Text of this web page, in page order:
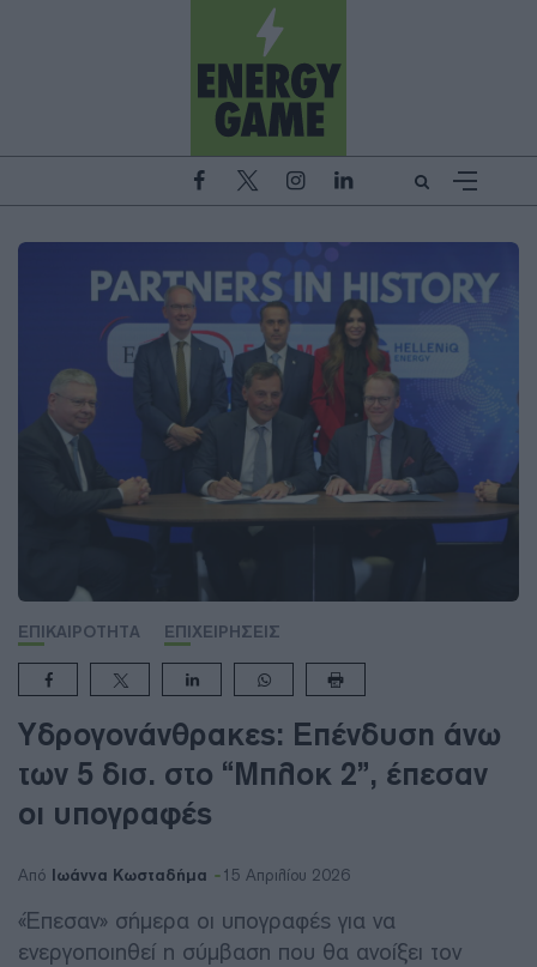
ΕΠΙΚΑΙΡΟΤΗΤΑ ΕΠΙΧΕΙΡΗΣΕΙΣ
Υδρογονάνθρακες: Επένδυση άνω
των 5 δισ. στο “Μπλοκ 2”, έπεσαν
οι υπογραφές
Από Ιωάννα Κωσταδήμα 15 Απριλίου 2026
«Έπεσαν» σήμερα οι υπογραφές για να
ενεργοποιηθεί η σύμβαση που θα ανοίξει τον